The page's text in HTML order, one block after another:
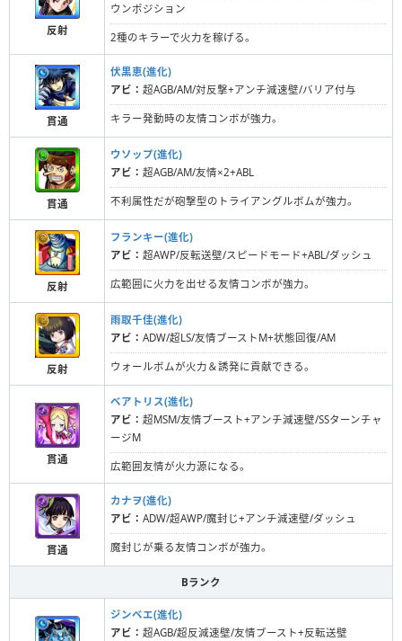
反射
ウンポジション
2種のキラーで火力を稼げる。
貫通
伏黒恵(進化)
アビ： 超AGB/AM/対反撃+アンチ減速壁/バリア付与
キラー発動時の友情コンボが強力。
貫通
ウソップ(進化)
アビ： 超AGB/AM/友情×2+ABL
不利属性だが砲撃型のトライアングルボムが強力。
反射
フランキー(進化)
アビ： 超AWP/反転送壁/スピードモード+ABL/ダッシュ
広範囲に火力を出せる友情コンボが強力。
反射
雨取千佳(進化)
アビ： ADW/超LS/友情ブーストM+状態回復/AM
ウォールボムが火力＆誘発に貢献できる。
貫通
ベアトリス(進化)
アビ： 超MSM/友情ブースト+アンチ減速壁/SSターンチャ
ージM
広範囲友情が火力源になる。
貫通
カナヲ(進化)
アビ： ADW/超AWP/魔封じ+アンチ減速壁/ダッシュ
魔封じが乗る友情コンボが強力。
Bランク
ジンベエ(進化)
アビ： 超AGB/超反減速壁/友情ブースト+反転送壁